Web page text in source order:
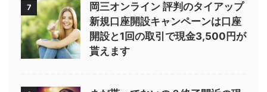
7
岡三オンライン 評判のタイアップ
新規口座開設キャンペーンは口座
開設と1回の取引で現金3,500円が
貰えます